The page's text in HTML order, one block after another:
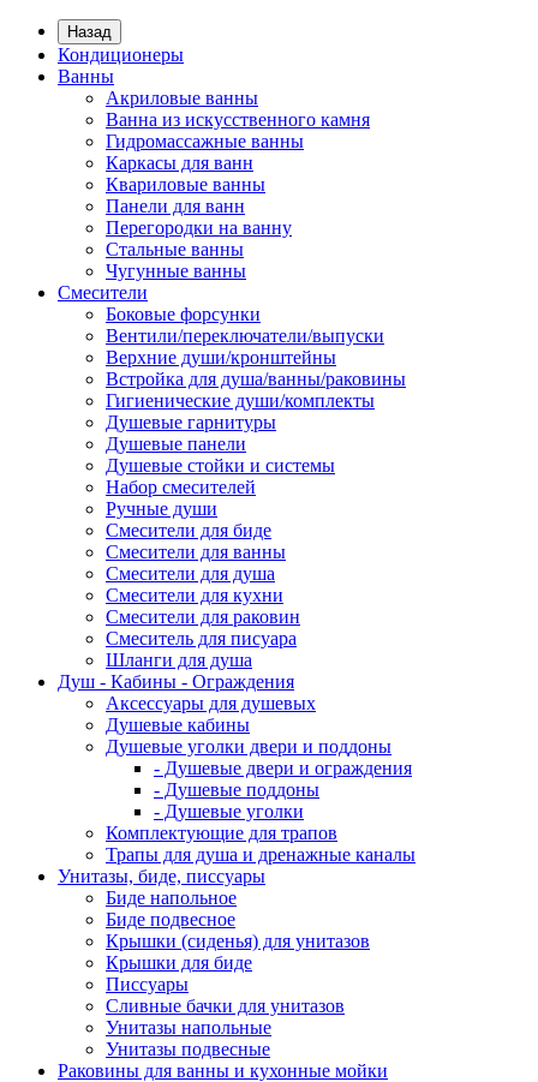
Назад
Кондиционеры
Ванны
Акриловые ванны
Ванна из искусственного камня
Гидромассажные ванны
Каркасы для ванн
Квариловые ванны
Панели для ванн
Перегородки на ванну
Стальные ванны
Чугунные ванны
Смесители
Боковые форсунки
Вентили/переключатели/выпуски
Верхние души/кронштейны
Встройка для душа/ванны/раковины
Гигиенические души/комплекты
Душевые гарнитуры
Душевые панели
Душевые стойки и системы
Набор смесителей
Ручные души
Смесители для биде
Смесители для ванны
Смесители для душа
Смесители для кухни
Смесители для раковин
Смеситель для писуара
Шланги для душа
Душ - Кабины - Ограждения
Аксессуары для душевых
Душевые кабины
Душевые уголки двери и поддоны
- Душевые двери и ограждения
- Душевые поддоны
- Душевые уголки
Комплектующие для трапов
Трапы для душа и дренажные каналы
Унитазы, биде, писсуары
Биде напольное
Биде подвесное
Крышки (сиденья) для унитазов
Крышки для биде
Писсуары
Сливные бачки для унитазов
Унитазы напольные
Унитазы подвесные
Раковины для ванны и кухонные мойки